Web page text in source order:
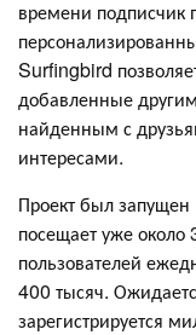
времени подписчик
Surfingbird
добавленные
найденным с
интересами.
Проект был
посещает уже
пользователей
400 тысяч.
зарегистрируется